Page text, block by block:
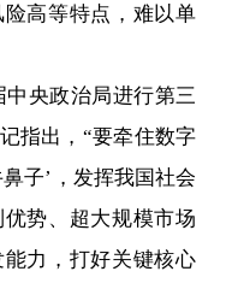
高等特点，难以单
央政治局进行第三
指出，“要牵住数字
子’，发挥我国社会
势、超大规模市场
力，打好关键核心